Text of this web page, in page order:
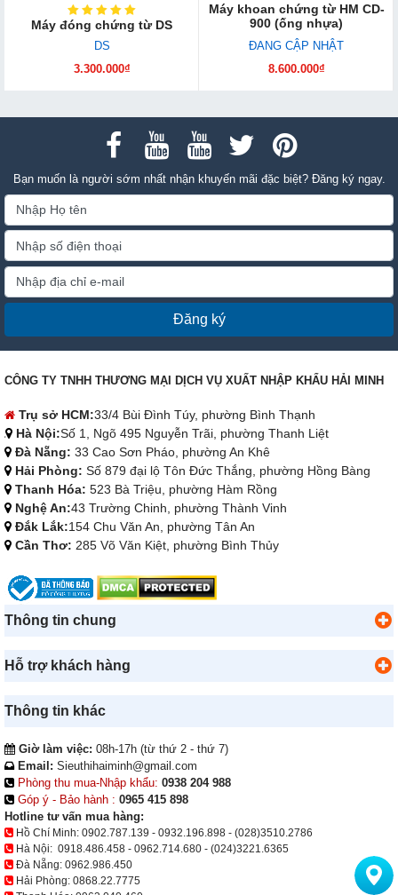
Máy đóng chứng từ DS
DS
3.300.000₫
Máy khoan chứng từ HM CD-
900 (ống nhựa)
ĐANG CẬP NHẬT
8.600.000₫
Bạn muốn là người sớm nhất nhận khuyến mãi đặc biệt? Đăng ký ngay.
Đăng ký
CÔNG TY TNHH THƯƠNG MẠI DỊCH VỤ XUẤT NHẬP KHẨU HẢI MINH
Trụ sở HCM:33/4 Bùi Đình Túy, phường Bình Thạnh
Hà Nội:Số 1, Ngõ 495 Nguyễn Trãi, phường Thanh Liệt
Đà Nẵng: 33 Cao Sơn Pháo, phường An Khê
Hải Phòng: Số 879 đại lộ Tôn Đức Thắng, phường Hồng Bàng
Thanh Hóa: 523 Bà Triệu, phường Hàm Rồng
Nghệ An:43 Trường Chinh, phường Thành Vinh
Đắk Lắk:154 Chu Văn An, phường Tân An
Cần Thơ: 285 Võ Văn Kiệt, phường Bình Thủy
Thông tin chung
Hỗ trợ khách hàng
Thông tin khác
Giờ làm việc: 08h-17h (từ thứ 2 - thứ 7)
Email: Sieuthihaiminh@gmail.com
Phòng thu mua-Nhập khẩu: 0938 204 988
Góp ý - Bảo hành : 0965 415 898
Hotline tư vấn mua hàng:
Hồ Chí Minh: 0902.787.139 - 0932.196.898 - (028)3510.2786
Hà Nội: 0918.486.458 - 0962.714.680 - (024)3221.6365
Đà Nẵng: 0962.986.450
Hải Phòng: 0868.22.7775